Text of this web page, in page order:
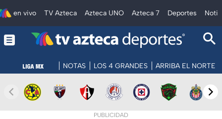
en vivo TV Azteca Azteca UNO Azteca 7 Deportes
NOTAS LOS 4 GRANDES ARRIBA EL NORTE
PUBLICIDAD